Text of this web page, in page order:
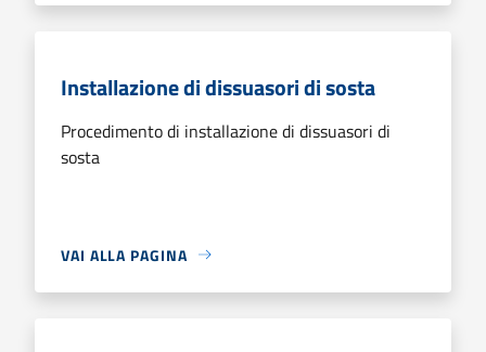
Installazione di dissuasori di sosta
Procedimento di installazione di dissuasori di
sosta
VAI ALLA PAGINA